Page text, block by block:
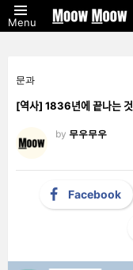
Menu
문과
[역사] 1836년에 끝나는 것
by 무우무우
Facebook